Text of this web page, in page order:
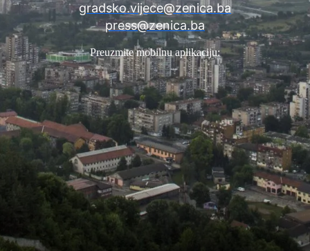
gradsko.vijece@zenica.ba
press@zenica.ba
Preuzmite mobilnu aplikaciju: